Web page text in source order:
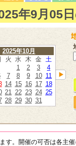
年9月05
2025年10月
火 水 木 金 土
1
2 3
4
7 8 9 10 11
14 15 16 17 18
21 22 23 24 25
28 29 30 31
す。開催の可否は各主催